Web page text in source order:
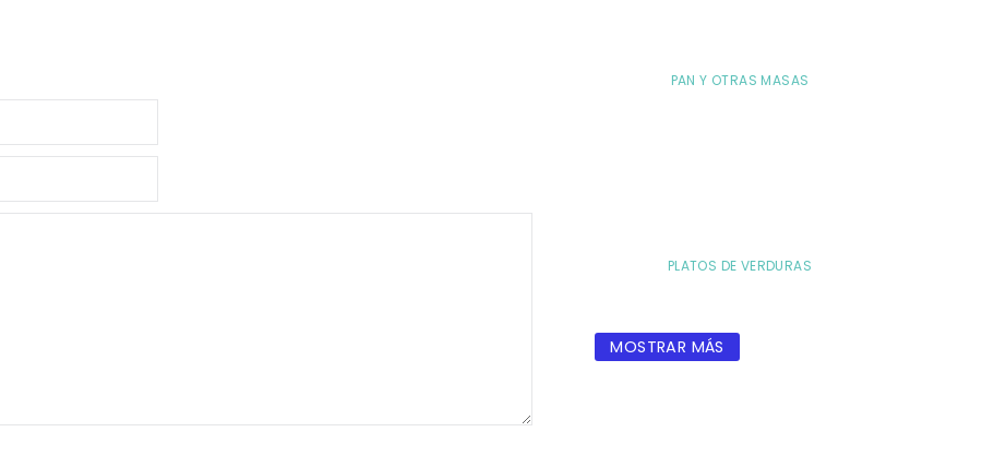
PAN Y OTRAS MASAS
PLATOS DE VERDURAS
MOSTRAR MÁS